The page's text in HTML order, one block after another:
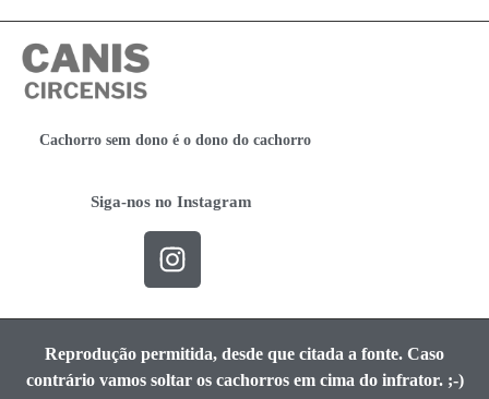
Cachorro sem dono é o dono do cachorro
Siga-nos no Instagram
Reprodução permitida, desde que citada a fonte. Caso
contrário vamos soltar os cachorros em cima do infrator. ;-)